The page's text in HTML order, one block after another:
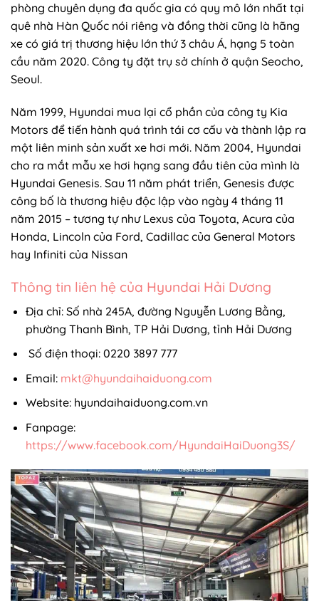
phòng chuyên dụng đa quốc gia có quy mô lớn nhất tại
quê nhà Hàn Quốc nói riêng và đồng thời cũng là hãng
xe có giá trị thương hiệu lớn thứ 3 châu Á, hạng 5 toàn
cầu năm 2020. Công ty đặt trụ sở chính ở quận Seocho,
Seoul.
Năm 1999, Hyundai mua lại cổ phần của công ty Kia
Motors để tiến hành quá trình tái cơ cấu và thành lập ra
một liên minh sản xuất xe hơi mới. Năm 2004, Hyundai
cho ra mắt mẫu xe hơi hạng sang đầu tiên của mình là
Hyundai Genesis. Sau 11 năm phát triển, Genesis được
công bố là thương hiệu độc lập vào ngày 4 tháng 11
năm 2015 – tương tự như Lexus của Toyota, Acura của
Honda, Lincoln của Ford, Cadillac của General Motors
hay Infiniti của Nissan
Thông tin liên hệ của Hyundai Hải Dương
Địa chỉ: Số nhà 245A, đường Nguyễn Lương Bằng,
phường Thanh Bình, TP Hải Dương, tỉnh Hải Dương
Số điện thoại: 0220 3897 777
Email: mkt@hyundaihaiduong.com
Website: hyundaihaiduong.com.vn
Fanpage:
https://www.facebook.com/HyundaiHaiDuong3S/